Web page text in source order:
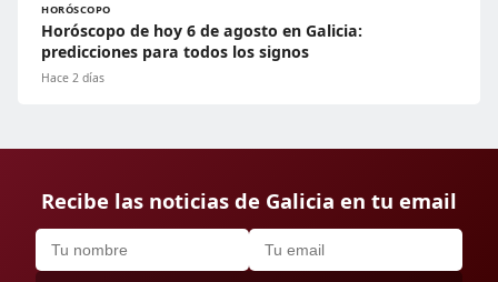
HORÓSCOPO
Horóscopo de hoy 6 de agosto en Galicia:
predicciones para todos los signos
Hace 2 días
Recibe las noticias de Galicia en tu email